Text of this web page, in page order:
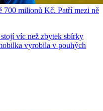
700 milionů Kč. Patří mezi ně
víc než zbytek sbírky
vyrobila v pouhých